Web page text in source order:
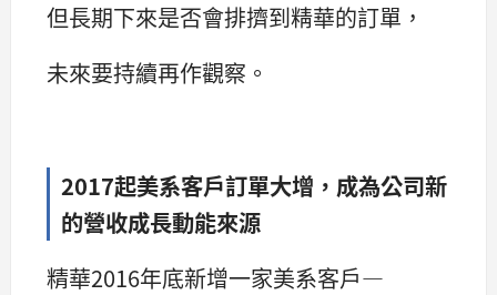
但長期下來是否會排擠到精華的訂單，
未來要持續再作觀察。
2017起美系客戶訂單大增，成為公司新
的營收成長動能來源
精華2016年底新增一家美系客戶—